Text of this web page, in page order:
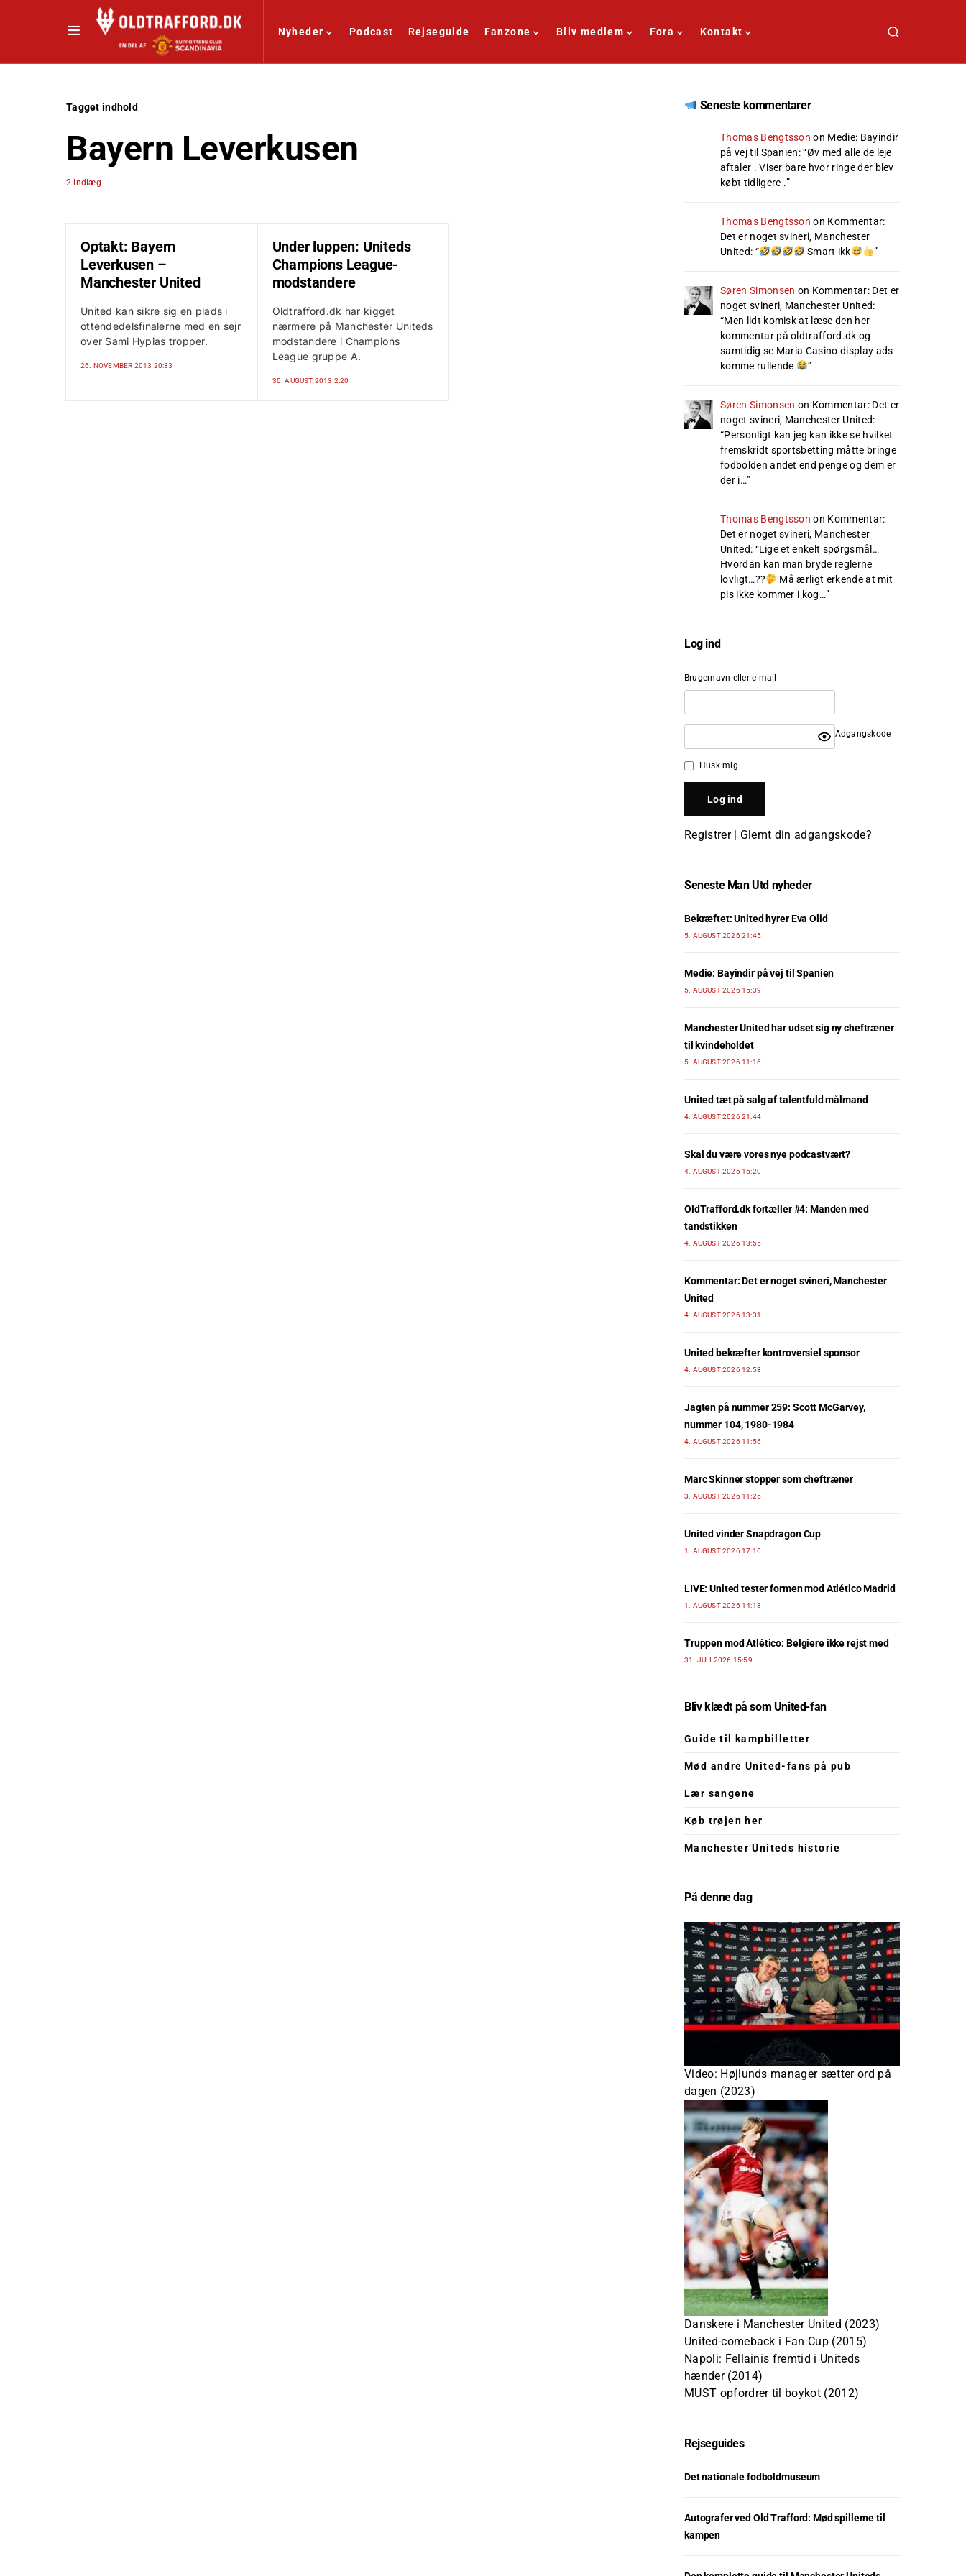
Nyheder Podcast Rejseguide Fanzone Bliv medlem Fora Kontakt
Tagget indhold
Bayern Leverkusen
2 indlæg
Optakt: Bayern
Leverkusen –
Manchester United
United kan sikre sig en plads i
ottendedelsfinalerne med en sejr
over Sami Hypias tropper.
26. NOVEMBER 2013 20:33
Under luppen: Uniteds
Champions League-
modstandere
Oldtrafford.dk har kigget
nærmere på Manchester Uniteds
modstandere i Champions
League gruppe A.
30. AUGUST 2013 2:20
Seneste kommentarer
Thomas Bengtsson on Medie: Bayindir
på vej til Spanien: “Øv med alle de leje
aftaler . Viser bare hvor ringe der blev
købt tidligere .”
Thomas Bengtsson on Kommentar:
Det er noget svineri, Manchester
United: “ Smart ikk ”
Søren Simonsen on Kommentar: Det er
noget svineri, Manchester United:
“Men lidt komisk at læse den her
kommentar på oldtrafford.dk og
samtidig se Maria Casino display ads
komme rullende
”
Søren Simonsen on Kommentar: Det er
noget svineri, Manchester United:
“Personligt kan jeg kan ikke se hvilket
fremskridt sportsbetting måtte bringe
fodbolden andet end penge og dem er
der i…”
Thomas Bengtsson on Kommentar:
Det er noget svineri, Manchester
United: “Lige et enkelt spørgsmål…
Hvordan kan man bryde reglerne
lovligt…??
Må ærligt erkende at mit
pis ikke kommer i kog…”
Log ind
Brugernavn eller e-mail
Adgangskode
Husk mig
Registrer| Glemt din adgangskode?
Seneste Man Utd nyheder
Bekræftet: United hyrer Eva Olid
5. AUGUST 2026 21:45
Medie: Bayindir på vej til Spanien
5. AUGUST 2026 15:39
Manchester United har udset sig ny cheftræner
til kvindeholdet
5. AUGUST 2026 11:16
United tæt på salg af talentfuld målmand
4. AUGUST 2026 21:44
Skal du være vores nye podcastvært?
4. AUGUST 2026 16:20
OldTrafford.dk fortæller #4: Manden med
tandstikken
4. AUGUST 2026 13:55
Kommentar: Det er noget svineri, Manchester
United
4. AUGUST 2026 13:31
United bekræfter kontroversiel sponsor
4. AUGUST 2026 12:58
Jagten på nummer 259: Scott McGarvey,
nummer 104, 1980-1984
4. AUGUST 2026 11:56
Marc Skinner stopper som cheftræner
3. AUGUST 2026 11:25
United vinder Snapdragon Cup
1. AUGUST 2026 17:16
LIVE: United tester formen mod Atlético Madrid
1. AUGUST 2026 14:13
Truppen mod Atlético: Belgiere ikke rejst med
31. JULI 2026 15:59
Bliv klædt på som United-fan
Guide til kampbilletter
Mød andre United-fans på pub
Lær sangene
Køb trøjen her
Manchester Uniteds historie
På denne dag
Video: Højlunds manager sætter ord på
dagen (2023)
Danskere i Manchester United (2023)
United-comeback i Fan Cup (2015)
Napoli: Fellainis fremtid i Uniteds
hænder (2014)
MUST opfordrer til boykot (2012)
Rejseguides
Det nationale fodboldmuseum
Autografer ved Old Trafford: Mød spillerne til
kampen